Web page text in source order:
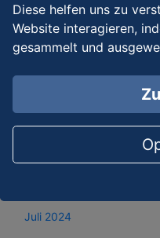
Februar 2025
Januar 2025
Oktober 2024
Juli 2024
Diese helfen uns zu
Website interagieren,
gesammelt und